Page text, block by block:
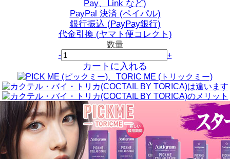
Pay、Link など)
PayPal 決済 (ペイパル)
銀行振込 (PayPay銀行)
代金引換 (ヤマト便コレクト)
数量
-
+
カートに入れる